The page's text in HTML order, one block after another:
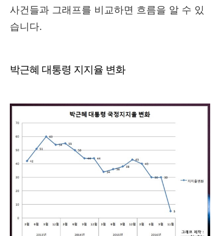
사건들과 그래프를 비교하면 흐름을 알 수 있
습니다.
박근혜 대통령 지지율 변화